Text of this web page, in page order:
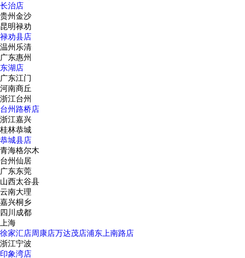
长治店
贵州金沙
昆明禄劝
禄劝县店
温州乐清
广东惠州
东湖店
广东江门
河南商丘
浙江台州
台州路桥店
浙江嘉兴
桂林恭城
恭城县店
青海格尔木
台州仙居
广东东莞
山西太谷县
云南大理
嘉兴桐乡
四川成都
上海
徐家汇店周康店万达茂店浦东上南路店
浙江宁波
印象湾店